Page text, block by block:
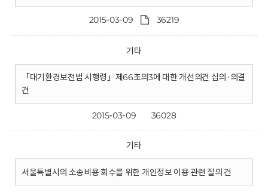
2015-03-09 36219
기타
「대기환경보전법 시행령」제66조의3에 대한 개선의견 심의·의결
건
2015-03-09 36028
기타
서울특별시의 소송비용 회수를 위한 개인정보 이용 관련 질의 건